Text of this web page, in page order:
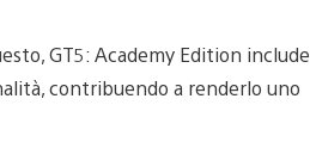
GT5: Academy Edition include
contribuendo a renderlo uno